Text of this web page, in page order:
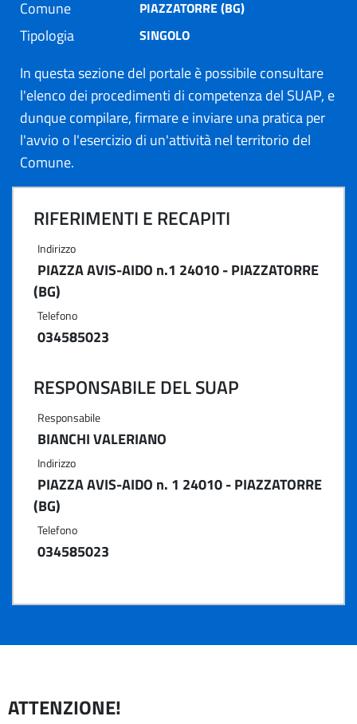
Comune PIAZZATORRE (BG)
Tipologia SINGOLO
In questa sezione del portale è possibile consultare
l'elenco dei procedimenti di competenza del SUAP, e
dunque compilare, firmare e inviare una pratica per
l'avvio o l'esercizio di un'attività nel territorio del
Comune.
RIFERIMENTI E RECAPITI
Indirizzo
PIAZZA AVIS-AIDO n.1 24010 - PIAZZATORRE
(BG)
Telefono
034585023
RESPONSABILE DEL SUAP
Responsabile
BIANCHI VALERIANO
Indirizzo
PIAZZA AVIS-AIDO n. 1 24010 - PIAZZATORRE
(BG)
Telefono
034585023
ATTENZIONE!